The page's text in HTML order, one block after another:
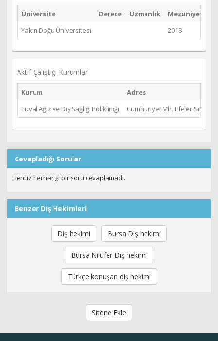
Üniversite Derece Uzmanlık
Mezuniyet Yılı
Yakın Doğu Üniversitesi
2018
Aktif Çalıştığı Kurumlar
Kurum
Adres
Tuval Ağız ve Diş Sağlığı Polikliniği
Cumhuriyet Mh. Efeler Sitesi
Cevapladığı Sorular
Henüz herhangi bir soru cevaplamadı.
Benzer Diş Hekimleri
Diş hekimi Bursa Diş hekimi
Bursa Nilüfer Diş hekimi
Türkçe konuşan diş hekimi
Sitene Ekle